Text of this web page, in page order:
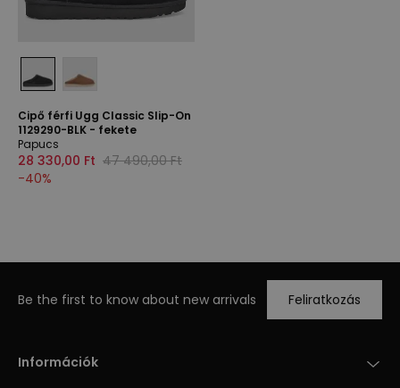
Cipő férfi Ugg Classic Slip-On
1129290-BLK - fekete
Papucs
28 330,00 Ft 47 490,00 Ft
-40%
Be the first to know about new arrivals Feliratkozás
Információk